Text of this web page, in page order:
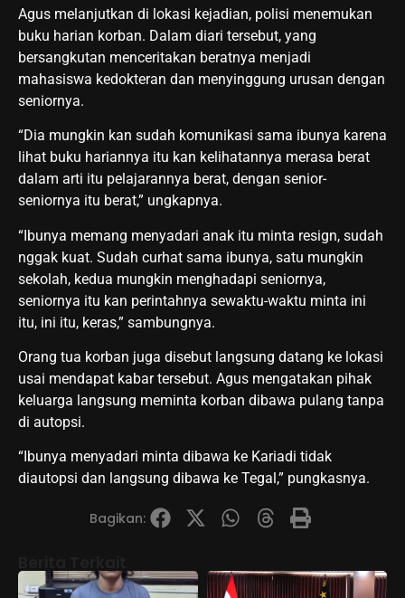
Agus melanjutkan di lokasi kejadian, polisi menemukan
buku harian korban. Dalam diari tersebut, yang
bersangkutan menceritakan beratnya menjadi
mahasiswa kedokteran dan menyinggung urusan dengan
seniornya.
“Dia mungkin kan sudah komunikasi sama ibunya karena
lihat buku hariannya itu kan kelihatannya merasa berat
dalam arti itu pelajarannya berat, dengan senior-
seniornya itu berat,” ungkapnya.
“Ibunya memang menyadari anak itu minta resign, sudah
nggak kuat. Sudah curhat sama ibunya, satu mungkin
sekolah, kedua mungkin menghadapi seniornya,
seniornya itu kan perintahnya sewaktu-waktu minta ini
itu, ini itu, keras,” sambungnya.
Orang tua korban juga disebut langsung datang ke lokasi
usai mendapat kabar tersebut. Agus mengatakan pihak
keluarga langsung meminta korban dibawa pulang tanpa
di autopsi.
“Ibunya menyadari minta dibawa ke Kariadi tidak
diautopsi dan langsung dibawa ke Tegal,” pungkasnya.
Bagikan: